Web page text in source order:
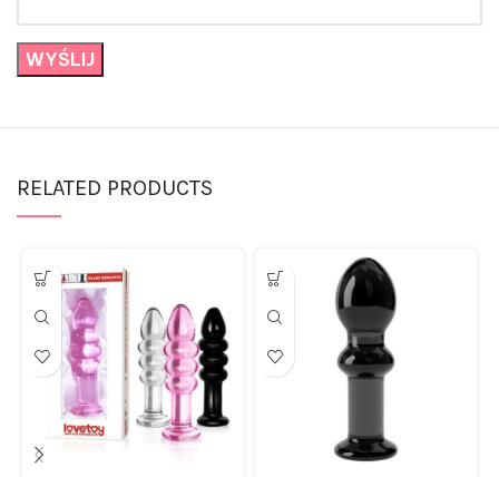
Różowy szklany korek
Czarny szklany korek